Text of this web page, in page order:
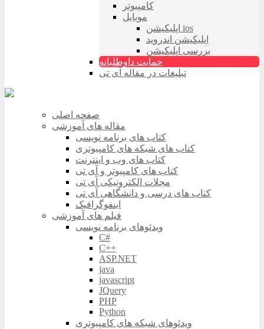
کامپیوتر
موبایل
اپلیکیشن ios
اپلیکیشن اندروید
بررسی اپلیکیشن
حمایت داوطلبانه
تبلیغات در مقاله آی تی
صفحه اصلی
مقاله های آموزشی
کتاب های برنامه نویسی
کتاب های شبکه های کامپیوتری
کتاب های وب و اینترنت
کتاب های کامپیوتر و آی تی
مجلات الکترونیکی آی تی
کتاب های درسی و دانشگاهی آی تی
اینفوگرافیک
فیلم های آموزشی
ویدئوهای برنامه نویسی
C#
C++
ASP.NET
java
javascript
JQuery
PHP
Python
ویدئوهای شبکه های کامپیوتری